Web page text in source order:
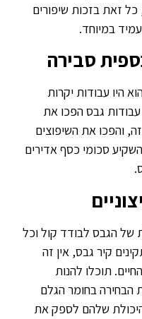
זאת בזכות שיפורים
במיוחד.
סבירה
היו עבודות יקרות
גבס הפכו את
והפכו את השיפוצים
סכומי כסף אדירים
של הגבס לבודד קול וכל
קיר גבס, אין זה
תוכלו להנות
הבחירה בחומר הגלם
שלהם לספק את